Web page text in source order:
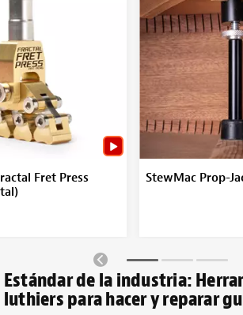
Fret Press
StewMac Prop-
Estándar de la industria:
luthiers para hacer y reparar